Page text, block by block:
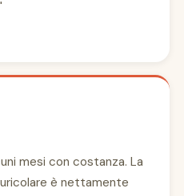
mesi con costanza. La
è nettamente